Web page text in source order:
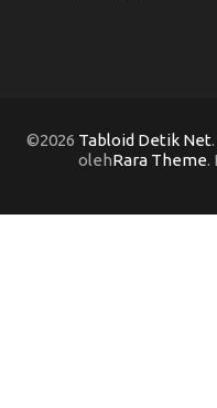
©2026 Tabloid Detik Net
olehRara Theme.